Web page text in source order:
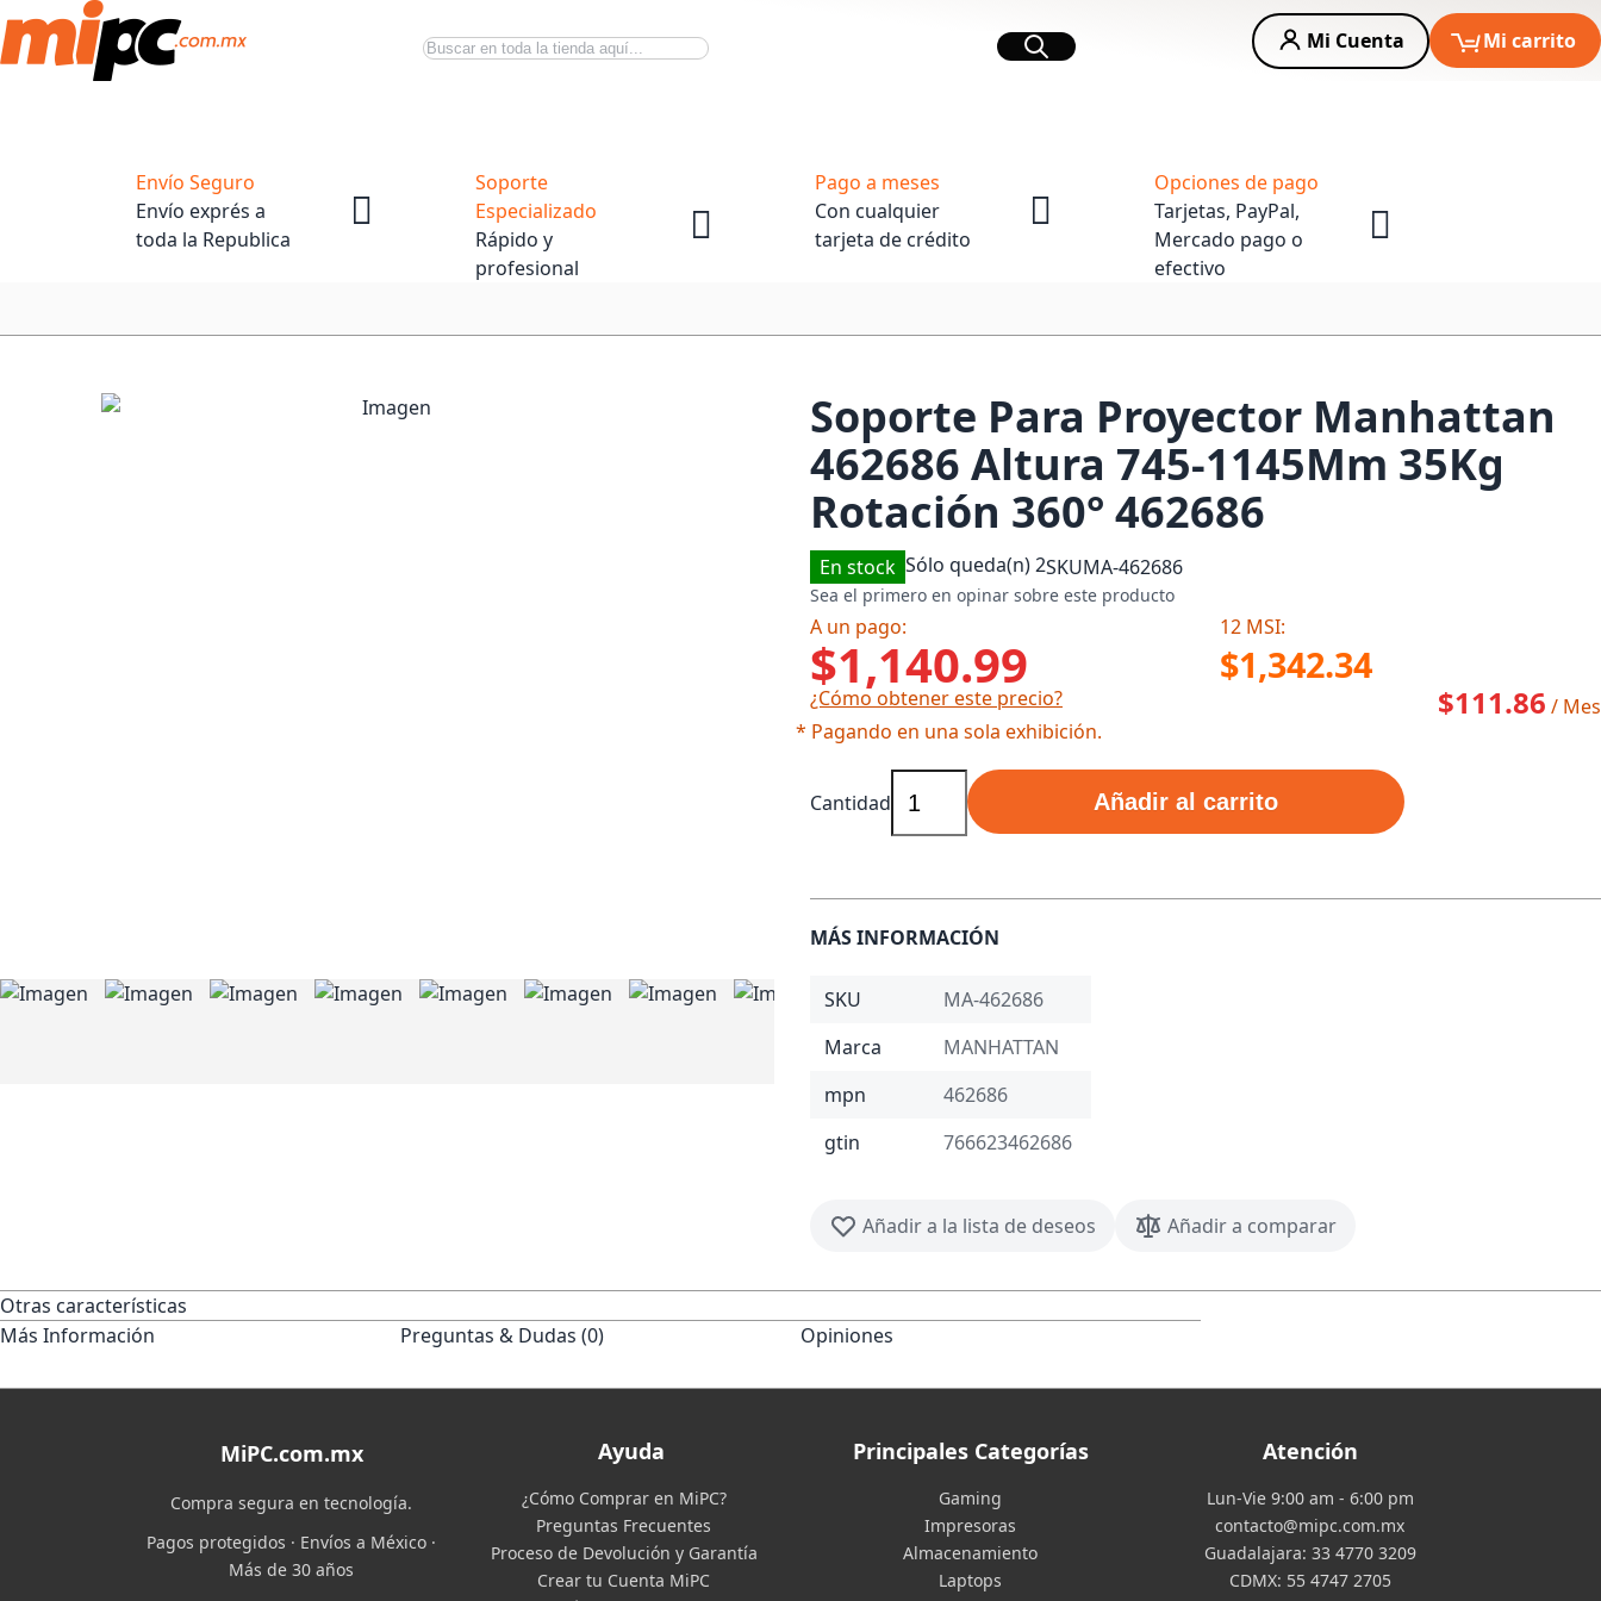
Buscar Buscar
Mi Cuenta Mi carrito
Envío Seguro
Envío exprés a
toda la Republica
Soporte
Especializado
Rápido y
profesional
Pago a meses
Con cualquier
tarjeta de crédito
Opciones de pago
Tarjetas, PayPal,
Mercado pago o
efectivo
Soporte Para Proyector Manhattan
462686 Altura 745-1145Mm 35Kg
Rotación 360° 462686
En stock Sólo queda(n)2SKUMA-462686
Sea el primero en opinar sobre este producto
A un pago: 12 MSI:
$1,140.99 $1,342.34
¿Cómo obtener este precio?
* Pagando en una sola exhibición.
$111.86 / Mes
Cantidad Añadir al carrito
MÁS INFORMACIÓN
SKU
MA-462686
Marca
MANHATTAN
mpn
462686
gtin
766623462686
Añadir a la lista de deseos Añadir a comparar
Otras características
Más Información
Preguntas & Dudas (0) Opiniones
MiPC.com.mx
Compra segura en tecnología.
Pagos protegidos · Envíos a México ·
Más de 30 años
Ayuda
¿Cómo Comprar en MiPC?
Preguntas Frecuentes
Proceso de Devolución y Garantía
Crear tu Cuenta MiPC
Principales Categorías
Gaming
Impresoras
Almacenamiento
Laptops
Atención
Lun-Vie 9:00 am - 6:00 pm
contacto@mipc.com.mx
Guadalajara: 33 4770 3209
CDMX: 55 4747 2705